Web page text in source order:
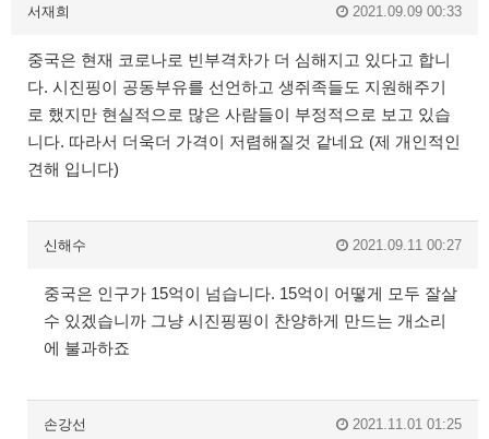
서재희 2021.09.09 00:33
중국은 현재 코로나로 빈부격차가 더 심해지고 있다고 합니
다. 시진핑이 공동부유를 선언하고 생쥐족들도 지원해주기
로 했지만 현실적으로 많은 사람들이 부정적으로 보고 있습
니다. 따라서 더욱더 가격이 저렴해질것 같네요 (제 개인적인
견해 입니다)
신해수 2021.09.11 00:27
중국은 인구가 15억이 넘습니다. 15억이 어떻게 모두 잘살
수 있겠습니까 그냥 시진핑핑이 찬양하게 만드는 개소리
에 불과하죠
손강선 2021.11.01 01:25